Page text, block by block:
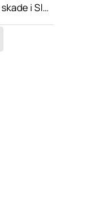
Ring til Thors Skadeservice ved skade i Slangerup